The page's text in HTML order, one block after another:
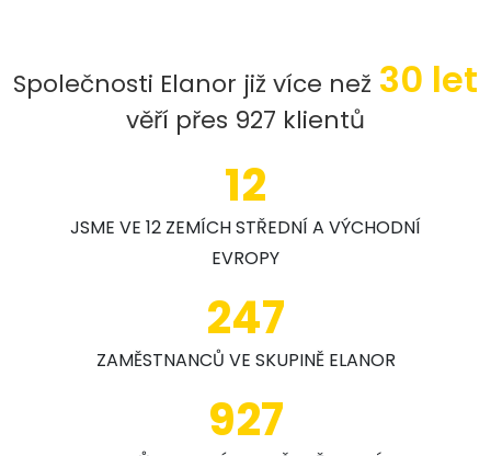
Společnosti Elanor již více než 30 let
věří přes 927 klientů
12
JSME VE 12 ZEMÍCH STŘEDNÍ A VÝCHODNÍ
EVROPY
247
ZAMĚSTNANCŮ VE SKUPINĚ ELANOR
927